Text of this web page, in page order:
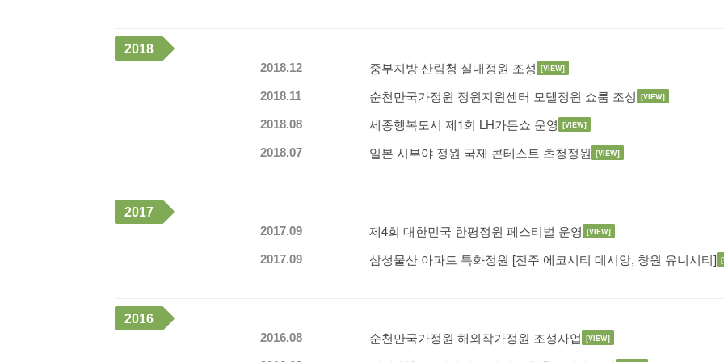
2018
2018.12
중부지방 산림청 실내정원 조성 [VIEW]
2018.11 순천만국가정원 정원지원센터 모델정원 쇼룸 조성 [VIEW]
2018.08 세종행복도시 제1회 LH가든쇼 운영 [VIEW]
2018.07 일본 시부야 정원 국제 콘테스트 초청정원 [VIEW]
2017
2017.09
제4회 대한민국 한평정원 페스티벌 운영 [VIEW]
2017.09 삼성물산 아파트 특화정원 [전주 에코시티 데시앙, 창원 유니시티]
2016
2016.08
순천만국가정원 해외작가정원 조성사업 [VIEW]